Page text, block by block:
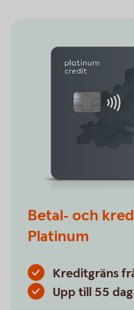
Betal- och
Platinum
Kreditgräns
Upp till 55